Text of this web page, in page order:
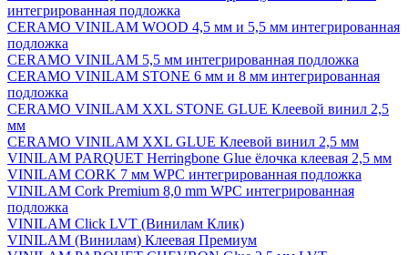
интегрированная подложка
CERAMO VINILAM WOOD 4,5 мм и 5,5 мм интегрированная
подложка
CERAMO VINILAM 5,5 мм интегрированная подложка
CERAMO VINILAM STONE 6 мм и 8 мм интегрированная
подложка
CERAMO VINILAM XXL STONE GLUE Клеевой винил 2,5
мм
CERAMO VINILAM XXL GLUE Клеевой винил 2,5 мм
VINILAM PARQUET Herringbone Glue ёлочка клеевая 2,5 мм
VINILAM CORK 7 мм WPC интегрированная подложка
VINILAM Cork Premium 8,0 mm WPC интегрированная
подложка
VINILAM Click LVT (Винилам Клик)
VINILAM (Винилам) Клеевая Премиум